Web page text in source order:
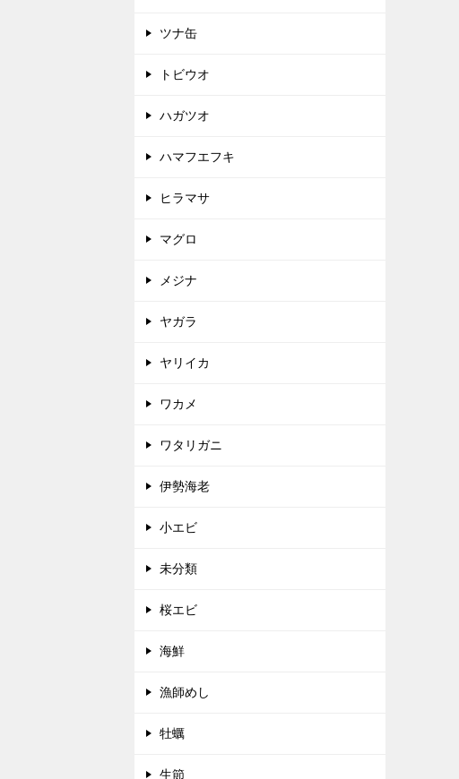
ツナ缶
トビウオ
ハガツオ
ハマフエフキ
ヒラマサ
マグロ
メジナ
ヤガラ
ヤリイカ
ワカメ
ワタリガニ
伊勢海老
小エビ
未分類
桜エビ
海鮮
漁師めし
牡蠣
生節